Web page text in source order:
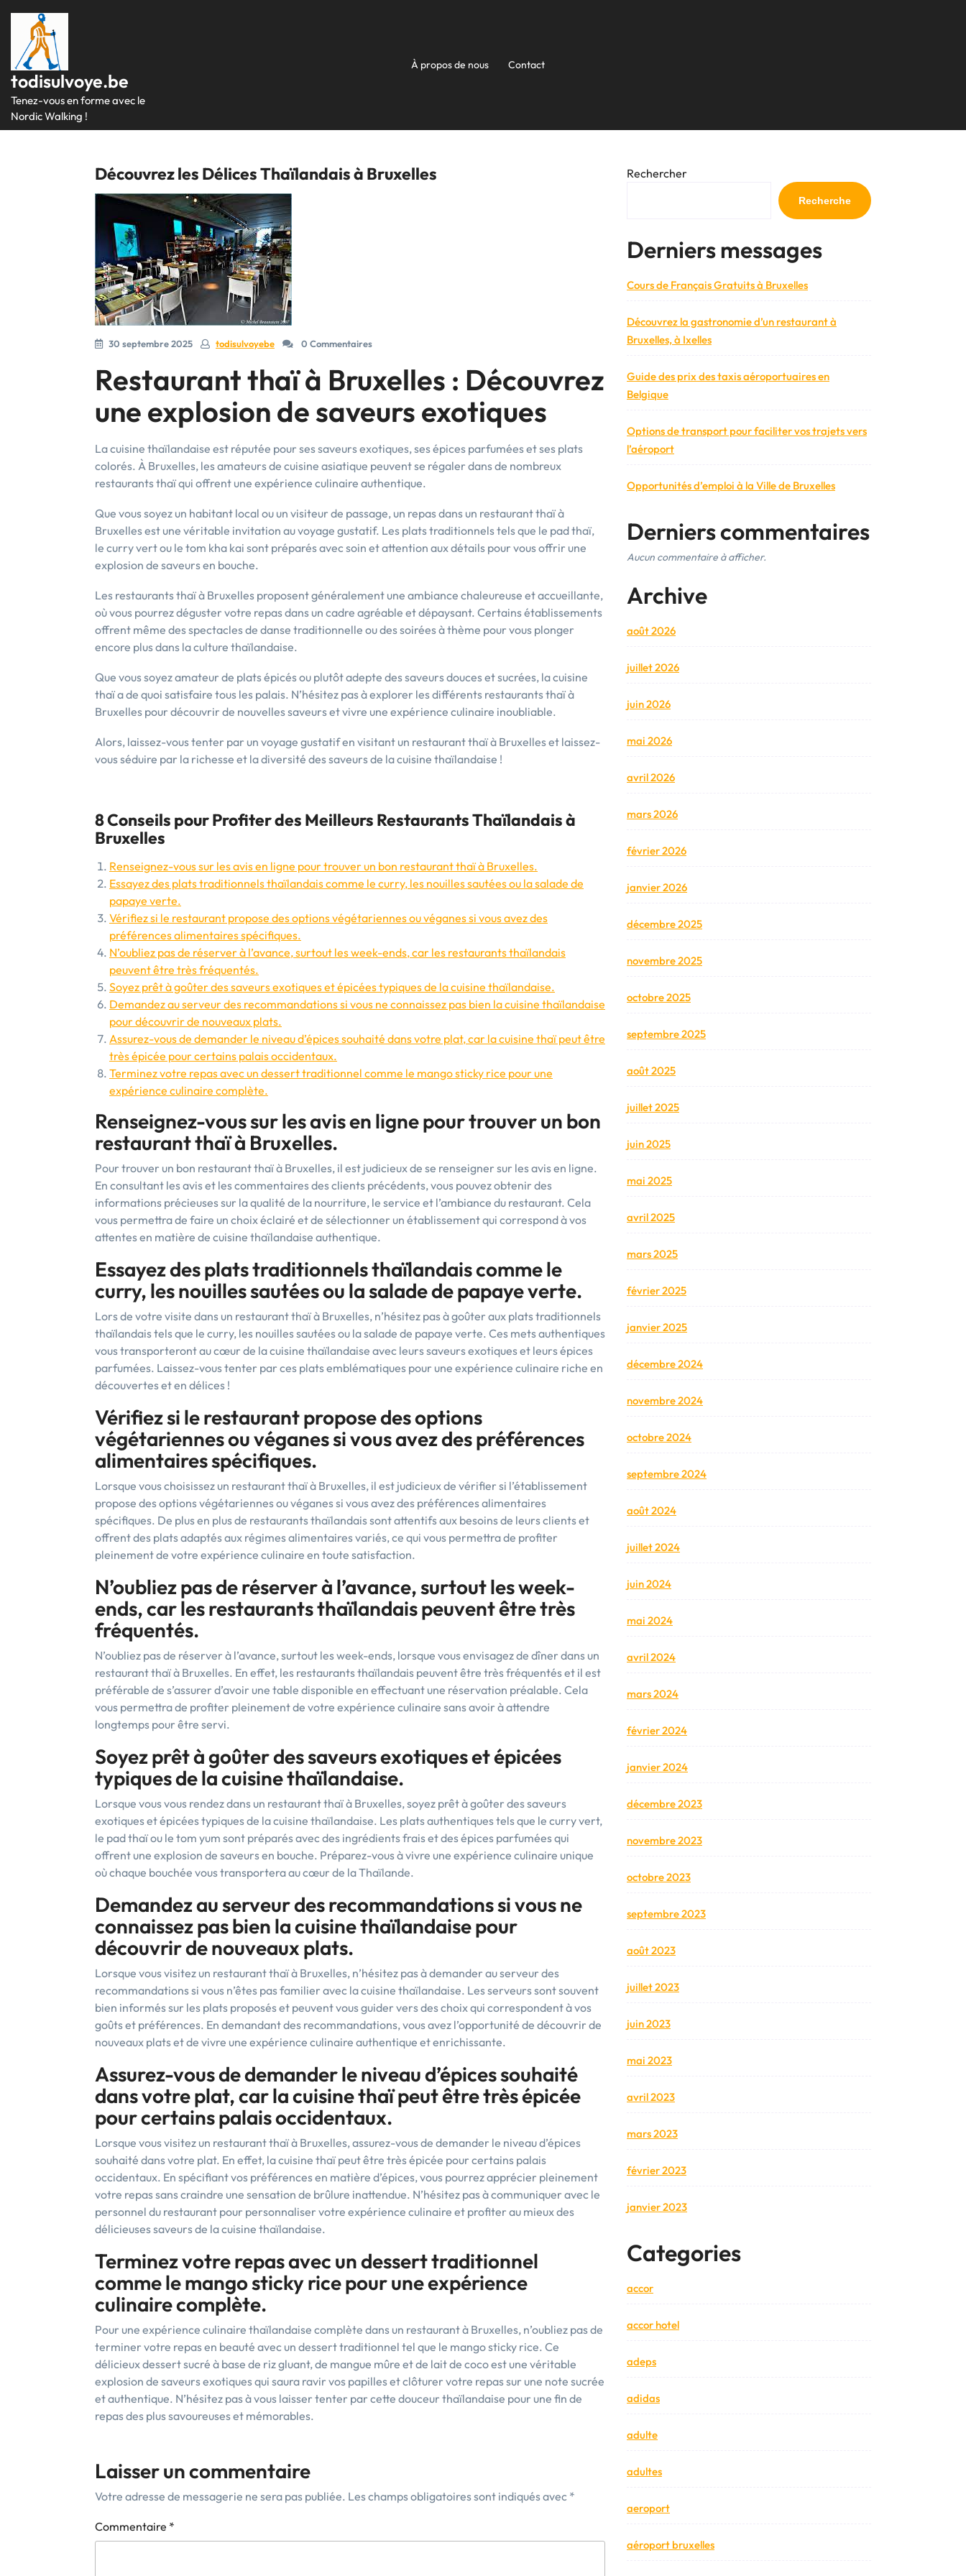
contenu
todisulvoye.be
Tenez-vous en forme avec le
Nordic Walking !
À propos de nous Contact
Découvrez les Délices Thaïlandais à Bruxelles
30 septembre 2025 todisulvoyebe 0 Commentaires
Restaurant thaï à Bruxelles : Découvrez
une explosion de saveurs exotiques
La cuisine thaïlandaise est réputée pour ses saveurs exotiques, ses épices parfumées et ses plats
colorés. À Bruxelles, les amateurs de cuisine asiatique peuvent se régaler dans de nombreux
restaurants thaï qui offrent une expérience culinaire authentique.
Que vous soyez un habitant local ou un visiteur de passage, un repas dans un restaurant thaï à
Bruxelles est une véritable invitation au voyage gustatif. Les plats traditionnels tels que le pad thaï,
le curry vert ou le tom kha kai sont préparés avec soin et attention aux détails pour vous offrir une
explosion de saveurs en bouche.
Les restaurants thaï à Bruxelles proposent généralement une ambiance chaleureuse et accueillante,
où vous pourrez déguster votre repas dans un cadre agréable et dépaysant. Certains établissements
offrent même des spectacles de danse traditionnelle ou des soirées à thème pour vous plonger
encore plus dans la culture thaïlandaise.
Que vous soyez amateur de plats épicés ou plutôt adepte des saveurs douces et sucrées, la cuisine
thaï a de quoi satisfaire tous les palais. N’hésitez pas à explorer les différents restaurants thaï à
Bruxelles pour découvrir de nouvelles saveurs et vivre une expérience culinaire inoubliable.
Alors, laissez-vous tenter par un voyage gustatif en visitant un restaurant thaï à Bruxelles et laissez-
vous séduire par la richesse et la diversité des saveurs de la cuisine thaïlandaise !
8 Conseils pour Profiter des Meilleurs Restaurants Thaïlandais à
Bruxelles
Renseignez-vous sur les avis en ligne pour trouver un bon restaurant thaï à Bruxelles.
Essayez des plats traditionnels thaïlandais comme le curry, les nouilles sautées ou la salade de
papaye verte.
Vérifiez si le restaurant propose des options végétariennes ou véganes si vous avez des
préférences alimentaires spécifiques.
N’oubliez pas de réserver à l’avance, surtout les week-ends, car les restaurants thaïlandais
peuvent être très fréquentés.
Soyez prêt à goûter des saveurs exotiques et épicées typiques de la cuisine thaïlandaise.
Demandez au serveur des recommandations si vous ne connaissez pas bien la cuisine thaïlandaise
pour découvrir de nouveaux plats.
Assurez-vous de demander le niveau d’épices souhaité dans votre plat, car la cuisine thaï peut être
très épicée pour certains palais occidentaux.
Terminez votre repas avec un dessert traditionnel comme le mango sticky rice pour une
expérience culinaire complète.
Renseignez-vous sur les avis en ligne pour trouver un bon
restaurant thaï à Bruxelles.
Pour trouver un bon restaurant thaï à Bruxelles, il est judicieux de se renseigner sur les avis en ligne.
En consultant les avis et les commentaires des clients précédents, vous pouvez obtenir des
informations précieuses sur la qualité de la nourriture, le service et l’ambiance du restaurant. Cela
vous permettra de faire un choix éclairé et de sélectionner un établissement qui correspond à vos
attentes en matière de cuisine thaïlandaise authentique.
Essayez des plats traditionnels thaïlandais comme le
curry, les nouilles sautées ou la salade de papaye verte.
Lors de votre visite dans un restaurant thaï à Bruxelles, n’hésitez pas à goûter aux plats traditionnels
thaïlandais tels que le curry, les nouilles sautées ou la salade de papaye verte. Ces mets authentiques
vous transporteront au cœur de la cuisine thaïlandaise avec leurs saveurs exotiques et leurs épices
parfumées. Laissez-vous tenter par ces plats emblématiques pour une expérience culinaire riche en
découvertes et en délices !
Vérifiez si le restaurant propose des options
végétariennes ou véganes si vous avez des préférences
alimentaires spécifiques.
Lorsque vous choisissez un restaurant thaï à Bruxelles, il est judicieux de vérifier si l’établissement
propose des options végétariennes ou véganes si vous avez des préférences alimentaires
spécifiques. De plus en plus de restaurants thaïlandais sont attentifs aux besoins de leurs clients et
offrent des plats adaptés aux régimes alimentaires variés, ce qui vous permettra de profiter
pleinement de votre expérience culinaire en toute satisfaction.
N’oubliez pas de réserver à l’avance, surtout les week-
ends, car les restaurants thaïlandais peuvent être très
fréquentés.
N’oubliez pas de réserver à l’avance, surtout les week-ends, lorsque vous envisagez de dîner dans un
restaurant thaï à Bruxelles. En effet, les restaurants thaïlandais peuvent être très fréquentés et il est
préférable de s’assurer d’avoir une table disponible en effectuant une réservation préalable. Cela
vous permettra de profiter pleinement de votre expérience culinaire sans avoir à attendre
longtemps pour être servi.
Soyez prêt à goûter des saveurs exotiques et épicées
typiques de la cuisine thaïlandaise.
Lorsque vous vous rendez dans un restaurant thaï à Bruxelles, soyez prêt à goûter des saveurs
exotiques et épicées typiques de la cuisine thaïlandaise. Les plats authentiques tels que le curry vert,
le pad thaï ou le tom yum sont préparés avec des ingrédients frais et des épices parfumées qui
offrent une explosion de saveurs en bouche. Préparez-vous à vivre une expérience culinaire unique
où chaque bouchée vous transportera au cœur de la Thaïlande.
Demandez au serveur des recommandations si vous ne
connaissez pas bien la cuisine thaïlandaise pour
découvrir de nouveaux plats.
Lorsque vous visitez un restaurant thaï à Bruxelles, n’hésitez pas à demander au serveur des
recommandations si vous n’êtes pas familier avec la cuisine thaïlandaise. Les serveurs sont souvent
bien informés sur les plats proposés et peuvent vous guider vers des choix qui correspondent à vos
goûts et préférences. En demandant des recommandations, vous avez l’opportunité de découvrir de
nouveaux plats et de vivre une expérience culinaire authentique et enrichissante.
Assurez-vous de demander le niveau d’épices souhaité
dans votre plat, car la cuisine thaï peut être très épicée
pour certains palais occidentaux.
Lorsque vous visitez un restaurant thaï à Bruxelles, assurez-vous de demander le niveau d’épices
souhaité dans votre plat. En effet, la cuisine thaï peut être très épicée pour certains palais
occidentaux. En spécifiant vos préférences en matière d’épices, vous pourrez apprécier pleinement
votre repas sans craindre une sensation de brûlure inattendue. N’hésitez pas à communiquer avec le
personnel du restaurant pour personnaliser votre expérience culinaire et profiter au mieux des
délicieuses saveurs de la cuisine thaïlandaise.
Terminez votre repas avec un dessert traditionnel
comme le mango sticky rice pour une expérience
culinaire complète.
Pour une expérience culinaire thaïlandaise complète dans un restaurant à Bruxelles, n’oubliez pas de
terminer votre repas en beauté avec un dessert traditionnel tel que le mango sticky rice. Ce
délicieux dessert sucré à base de riz gluant, de mangue mûre et de lait de coco est une véritable
explosion de saveurs exotiques qui saura ravir vos papilles et clôturer votre repas sur une note sucrée
et authentique. N’hésitez pas à vous laisser tenter par cette douceur thaïlandaise pour une fin de
repas des plus savoureuses et mémorables.
Laisser un commentaire
Votre adresse de messagerie ne sera pas publiée. Les champs obligatoires sont indiqués avec *
Commentaire *
Rechercher
Recherche
Derniers messages
Cours de Français Gratuits à Bruxelles
Découvrez la gastronomie d’un restaurant à
Bruxelles, à Ixelles
Guide des prix des taxis aéroportuaires en
Belgique
Options de transport pour faciliter vos trajets vers
l’aéroport
Opportunités d’emploi à la Ville de Bruxelles
Derniers commentaires
Aucun commentaire à afficher.
Archive
août 2026
juillet 2026
juin 2026
mai 2026
avril 2026
mars 2026
février 2026
janvier 2026
décembre 2025
novembre 2025
octobre 2025
septembre 2025
août 2025
juillet 2025
juin 2025
mai 2025
avril 2025
mars 2025
février 2025
janvier 2025
décembre 2024
novembre 2024
octobre 2024
septembre 2024
août 2024
juillet 2024
juin 2024
mai 2024
avril 2024
mars 2024
février 2024
janvier 2024
décembre 2023
novembre 2023
octobre 2023
septembre 2023
août 2023
juillet 2023
juin 2023
mai 2023
avril 2023
mars 2023
février 2023
janvier 2023
Categories
accor
accor hotel
adeps
adidas
adulte
adultes
aeroport
aéroport bruxelles